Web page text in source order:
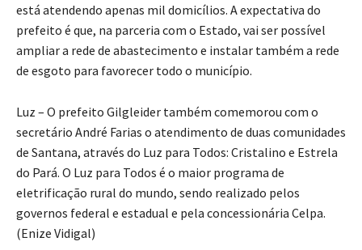
está atendendo apenas mil domicílios. A expectativa do
prefeito é que, na parceria com o Estado, vai ser possível
ampliar a rede de abastecimento e instalar também a rede
de esgoto para favorecer todo o município.
Luz – O prefeito Gilgleider também comemorou com o
secretário André Farias o atendimento de duas comunidades
de Santana, através do Luz para Todos: Cristalino e Estrela
do Pará. O Luz para Todos é o maior programa de
eletrificação rural do mundo, sendo realizado pelos
governos federal e estadual e pela concessionária Celpa.
(Enize Vidigal)